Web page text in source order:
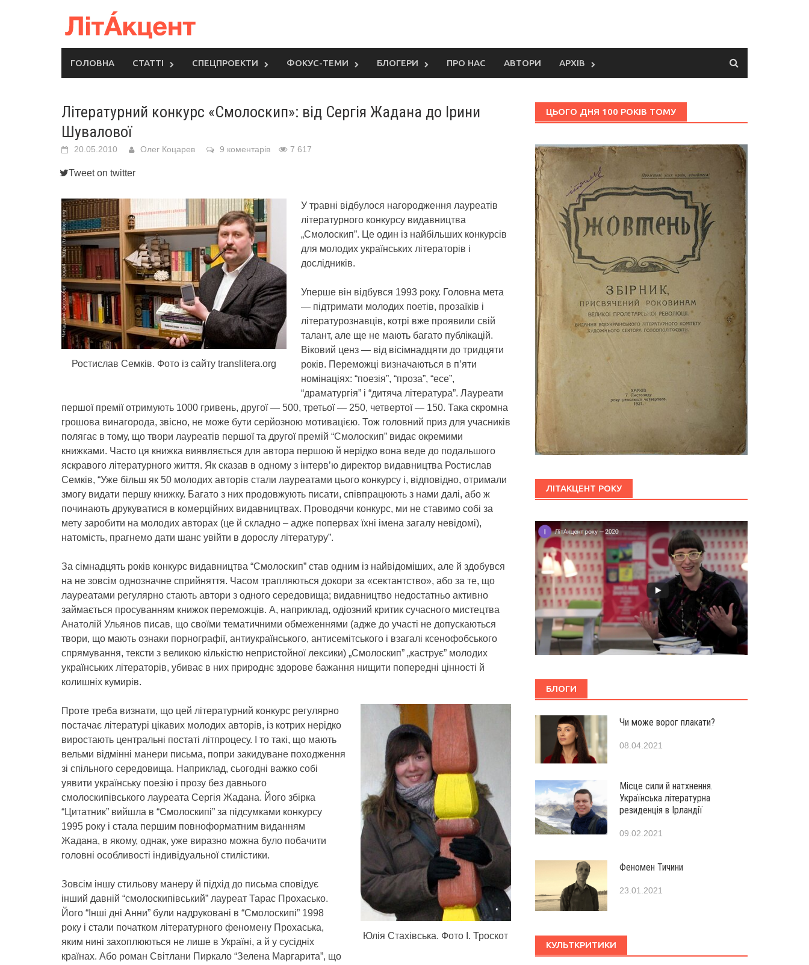
ГОЛОВНА СТАТТІ СПЕЦПРОЕКТИ ФОКУС-ТЕМИ БЛОГЕРИ ПРО НАС АВТОРИ АРХІВ
Літературний конкурс «Смолоскип»: від Сергія Жадана до Ірини
Шувалової
20.05.2010 Олег Коцарев 9 коментарів 7 617
Tweet on twitter
Ростислав Семків. Фото із сайту translitera.org
У травні відбулося нагородження лауреатів
літературного конкурсу видавництва
„Смолоскип”. Це один із найбільших конкурсів
для молодих українських літераторів і
дослідників.
Уперше він відбувся 1993 року. Головна мета
— підтримати молодих поетів, прозаїків і
літературознавців, котрі вже проявили свій
талант, але ще не мають багато публікацій.
Віковий ценз — від вісімнадцяти до тридцяти
років. Переможці визначаються в п’яти
номінаціях: “поезія”, “проза”, “есе”,
“драматургія” і “дитяча література”. Лауреати
першої премії отримують 1000 гривень, другої — 500, третьої — 250, четвертої — 150. Така скромна
грошова винагорода, звісно, не може бути серйозною мотивацією. Тож головний приз для учасників
полягає в тому, що твори лауреатів першої та другої премій “Смолоскип” видає окремими
книжками. Часто ця книжка виявляється для автора першою й нерідко вона веде до подальшого
яскравого літературного життя. Як сказав в одному з інтерв’ю директор видавництва Ростислав
Семків, “Уже більш як 50 молодих авторів стали лауреатами цього конкурсу і, відповідно, отримали
змогу видати першу книжку. Багато з них продовжують писати, співпрацюють з нами далі, або ж
починають друкуватися в комерційних видавництвах. Проводячи конкурс, ми не ставимо собі за
мету заробити на молодих авторах (це й складно – адже попервах їхні імена загалу невідомі),
натомість, прагнемо дати шанс увійти в дорослу літературу”.
За сімнадцять років конкурс видавництва “Смолоскип” став одним із найвідоміших, але й здобувся
на не зовсім однозначне сприйняття. Часом трапляються докори за «сектантство», або за те, що
лауреатами регулярно стають автори з одного середовища; видавництво недостатньо активно
займається просуванням книжок переможців. А, наприклад, одіозний критик сучасного мистецтва
Анатолій Ульянов писав, що своїми тематичними обмеженнями (адже до участі не допускаються
твори, що мають ознаки порнографії, антиукраїнського, антисемітського і взагалі ксенофобського
спрямування, тексти з великою кількістю непристойної лексики) „Смолоскип” „каструє” молодих
українських літераторів, убиває в них природнє здорове бажання нищити попередні цінності й
колишніх кумирів.
Юлія Стахівська. Фото І. Троскот
Проте треба визнати, що цей літературний конкурс регулярно
постачає літературі цікавих молодих авторів, із котрих нерідко
виростають центральні постаті літпроцесу. І то такі, що мають
вельми відмінні манери письма, попри закидуване походження
зі спільного середовища. Наприклад, сьогодні важко собі
уявити українську поезію і прозу без давнього
смолоскипівського лауреата Сергія Жадана. Його збірка
“Цитатник” вийшла в “Смолоскипі” за підсумками конкурсу
1995 року і стала першим повноформатним виданням
Жадана, в якому, однак, уже виразно можна було побачити
головні особливості індивідуальної стилістики.
Зовсім іншу стильову манеру й підхід до письма сповідує
інший давній “смолоскипівський” лауреат Тарас Прохасько.
Його “Інші дні Анни” були надруковані в “Смолоскипі” 1998
року і стали початком літературного феномену Прохаська,
яким нині захоплюються не лише в Україні, а й у сусідніх
країнах. Або роман Світлани Пиркало “Зелена Маргарита”, що
ЦЬОГО ДНЯ 100 РОКІВ ТОМУ
ЛІТАКЦЕНТ РОКУ
БЛОГИ
Чи може ворог плакати?
08.04.2021
Місце сили й натхнення.
Українська літературна
резиденція в Ірландії
09.02.2021
Феномен Тичини
23.01.2021
КУЛЬТКРИТИКИ